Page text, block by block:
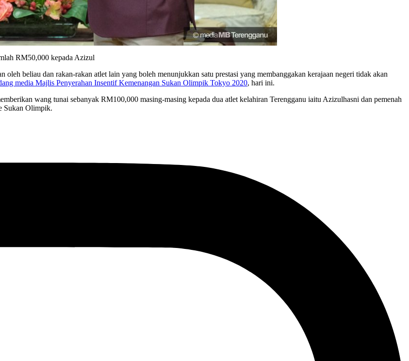
RM50,000 kepada Azizul
beliau dan rakan-rakan atlet lain yang boleh menunjukkan satu prestasi yang membanggakan kerajaan negeri tidak akan
media Majlis Penyerahan Insentif Kemenangan Sukan Olimpik Tokyo 2020, hari ini.
wang tunai sebanyak RM100,000 masing-masing kepada dua atlet kelahiran Terengganu iaitu Azizulhasni dan pemenah
Sukan Olimpik.